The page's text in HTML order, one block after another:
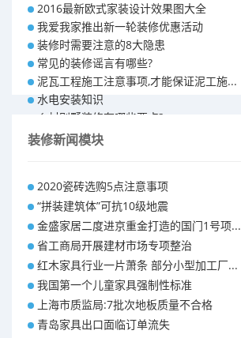
2016最新欧式家装设计效果图大全
我爱我家推出新一轮装修优惠活动
装修时需要注意的8大隐患
常见的装修谣言有哪些?
泥瓦工程施工注意事项,才能保证泥工施...
水电安装知识
乡村别墅装修有哪些要点?
别墅怎样装修之装修技巧
昆明110平米装修预算 装修报价清单
昆明100平米装修多少钱
装修新闻模块
2020瓷砖选购5点注意事项
“拼装建筑体”可抗10级地震
金盛家居二度进京重金打造的国门1号项...
省工商局开展建材市场专项整治
红木家具行业一片萧条 部分小型加工厂...
我国第一个儿童家具强制性标准
上海市质监局:7批次地板质量不合格
青岛家具出口面临订单流失